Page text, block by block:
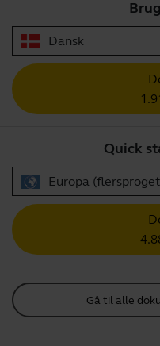
Dansk
Quick
Europa
Gå til alle